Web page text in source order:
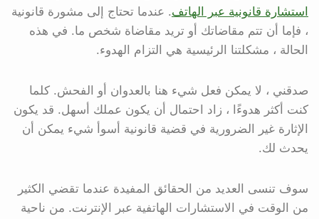
استشارة قانونية عبر الهاتف. عندما تحتاج إلى مشورة قانونية
، فإما أن تتم مقاضاتك أو تريد مقاضاة شخص ما. في هذه
الحالة ، مشكلتنا الرئيسية هي التزام الهدوء.
صدقني ، لا يمكن فعل شيء هنا بالعدوان أو الفحش. كلما
كنت أكثر هدوءًا ، زاد احتمال أن يكون عملك أسهل. قد يكون
الإثارة غير الضرورية في قضية قانونية أسوأ شيء يمكن أن
يحدث لك.
سوف تنسى العديد من الحقائق المفيدة عندما تقضي الكثير
من الوقت في الاستشارات الهاتفية عبر الإنترنت. من ناحية